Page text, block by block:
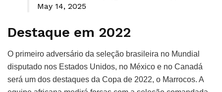
May 14, 2025
Destaque em 2022
O primeiro adversário da seleção brasileira no Mundial
disputado nos Estados Unidos, no México e no Canadá
será um dos destaques da Copa de 2022, o Marrocos. A